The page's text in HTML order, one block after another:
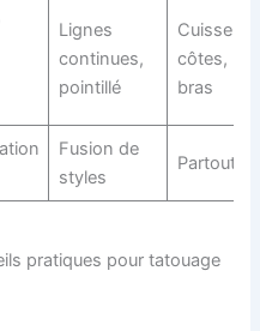
Lignes
continues,
pointillé
Cuisse,
côtes,
bras
Fusion de
styles
Partout
pratiques pour tatouage